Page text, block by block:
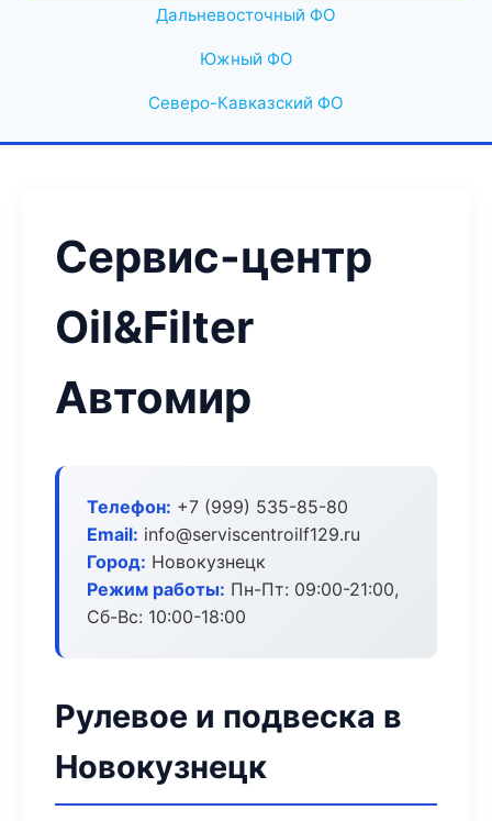
Дальневосточный ФО
Южный ФО
Северо-Кавказский ФО
Сервис-центр
Oil&Filter
Автомир
Телефон: +7 (999) 535-85-80
Email: info@serviscentroilf129.ru
Город: Новокузнецк
Режим работы: Пн-Пт: 09:00-21:00,
Сб-Вс: 10:00-18:00
Рулевое и подвеска в
Новокузнецк